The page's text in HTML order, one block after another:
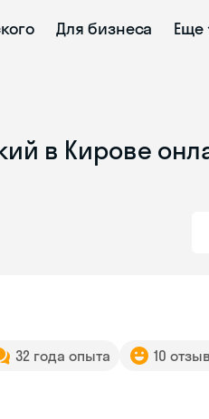
Для бизнеса Еще
в Кирове
32 года опыта 10